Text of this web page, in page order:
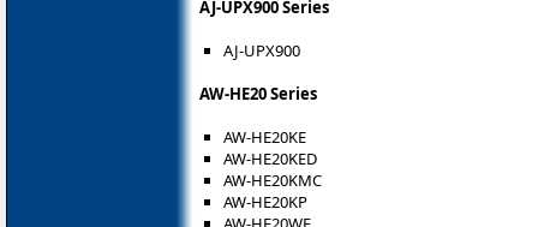
AJ-UPX900 Series
AJ-UPX900
AW-HE20 Series
AW-HE20KE
AW-HE20KED
AW-HE20KMC
AW-HE20KP